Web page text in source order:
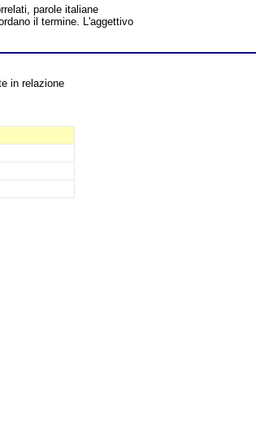
parole italiane
il termine. L'aggettivo
in relazione